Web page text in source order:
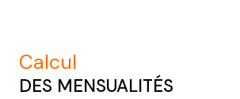
calcul
DES MENSUALITÉS